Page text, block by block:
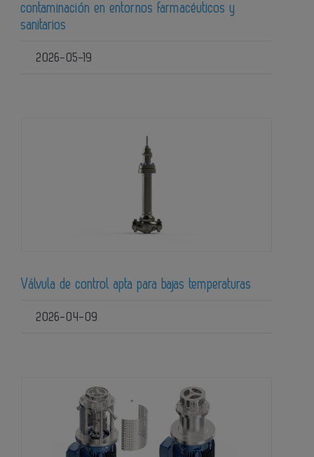
contaminación en entornos farmacéuticos y
sanitarios
2026-05-19
Válvula de control apta para bajas temperaturas
2026-04-09